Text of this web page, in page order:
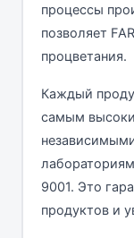
процессы
позволяет
процветания.
Каждый
самым
9001. Это
продуктов и